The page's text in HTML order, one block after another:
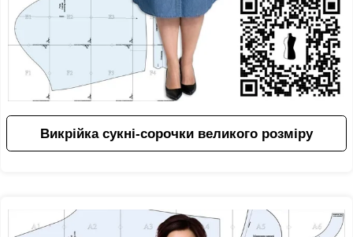
Викрійка сукні-сорочки великого розміру